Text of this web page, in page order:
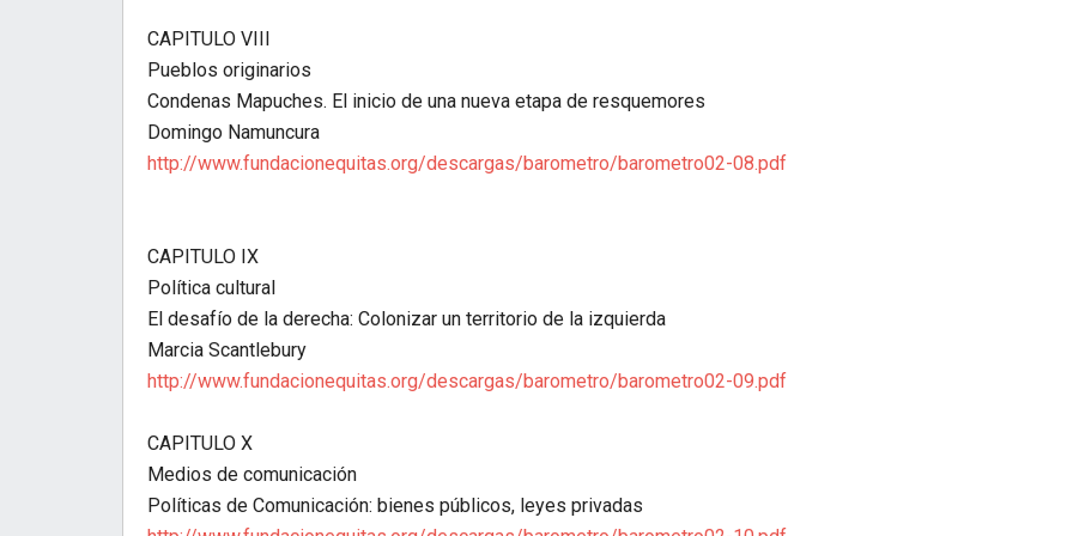
CAPITULO VIII
Pueblos originarios
Condenas Mapuches. El inicio de una nueva etapa de resquemores
Domingo Namuncura
http://www.fundacionequitas.org/descargas/barometro/barometro02-08.pdf
CAPITULO IX
Política cultural
El desafío de la derecha: Colonizar un territorio de la izquierda
Marcia Scantlebury
http://www.fundacionequitas.org/descargas/barometro/barometro02-09.pdf
CAPITULO X
Medios de comunicación
Políticas de Comunicación: bienes públicos, leyes privadas